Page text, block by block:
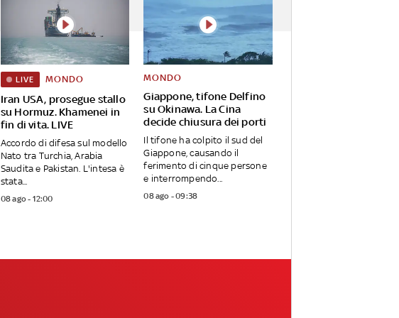
Iran USA, prosegue stallo
su Hormuz. Khamenei in
fin di vita. LIVE
LIVE MONDO
Accordo di difesa sul modello
Nato tra Turchia, Arabia
Saudita e Pakistan. L'intesa è
stata...
08 ago - 12:00
Giappone, tifone Delfino
su Okinawa. La Cina
decide chiusura dei porti
MONDO
Il tifone ha colpito il sud del
Giappone, causando il
ferimento di cinque persone
e interrompendo...
08 ago - 09:38